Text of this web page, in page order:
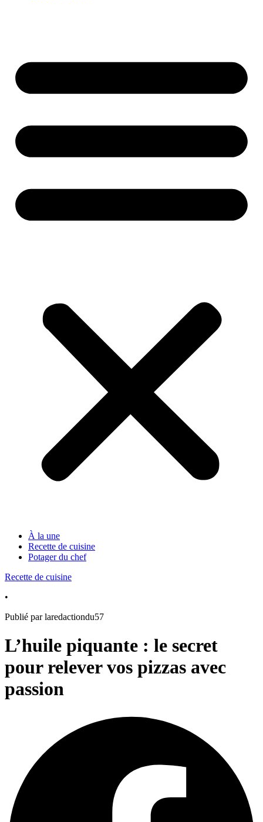
À la une
Recette de cuisine
Potager du chef
Recette de cuisine
•
Publié par laredactiondu57
L’huile piquante : le secret
pour relever vos pizzas avec
passion